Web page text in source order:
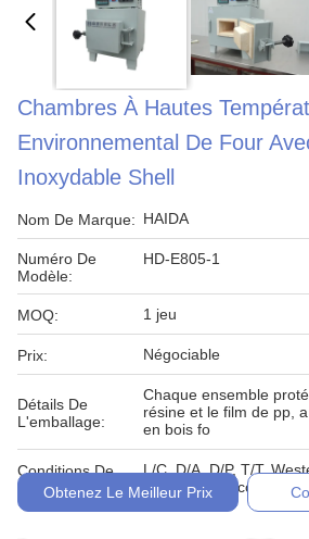
Chambres À Hautes
Environnemental De Four
Inoxydable Shell
Nom De Marque: HAIDA
Numéro De
Modèle:
HD-E805-1
MOQ: 1 jeu
Prix: Négociable
Détails De
L'emballage:
Chaque ensemble
résine et le film de pp,
en bois fo
Conditions De
Paiement:
L/C, D/A, D/P, T/T,
MoneyGram,
Obtenez Le Meilleur Prix